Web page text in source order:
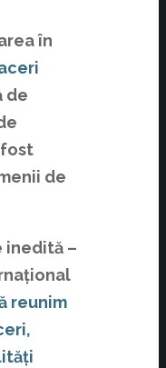
în
de
de
inedită –
reunim